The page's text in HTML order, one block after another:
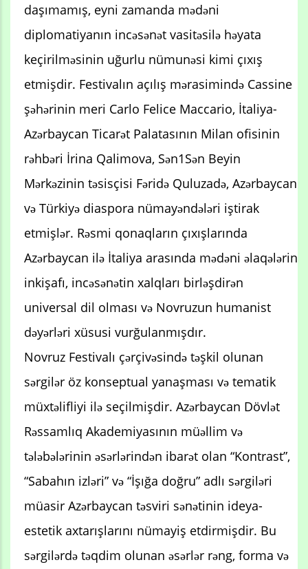
daşımamış, eyni zamanda mədəni
diplomatiyanın incəsənət vasitəsilə həyata
keçirilməsinin uğurlu nümunəsi kimi çıxış
etmişdir. Festivalın açılış mərasimində Cassine
şəhərinin meri Carlo Felice Maccario, İtaliya-
Azərbaycan Ticarət Palatasının Milan ofisinin
rəhbəri İrina Qalimova, Sən1Sən Beyin
Mərkəzinin təsisçisi Fəridə Quluzadə, Azərbaycan
və Türkiyə diaspora nümayəndələri iştirak
etmişlər. Rəsmi qonaqların çıxışlarında
Azərbaycan ilə İtaliya arasında mədəni əlaqələrin
inkişafı, incəsənətin xalqları birləşdirən
universal dil olması və Novruzun humanist
dəyərləri xüsusi vurğulanmışdır.
Novruz Festivalı çərçivəsində təşkil olunan
sərgilər öz konseptual yanaşması və tematik
müxtəlifliyi ilə seçilmişdir. Azərbaycan Dövlət
Rəssamlıq Akademiyasının müəllim və
tələbələrinin əsərlərindən ibarət olan “Kontrast”,
“Sabahın izləri” və “İşığa doğru” adlı sərgiləri
müasir Azərbaycan təsviri sənətinin ideya-
estetik axtarışlarını nümayiş etdirmişdir. Bu
sərgilərdə təqdim olunan əsərlər rəng, forma və